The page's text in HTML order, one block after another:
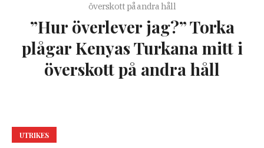
överskott på andra håll
”Hur överlever jag?” Torka
plågar Kenyas Turkana mitt i
överskott på andra håll
UTRIKES